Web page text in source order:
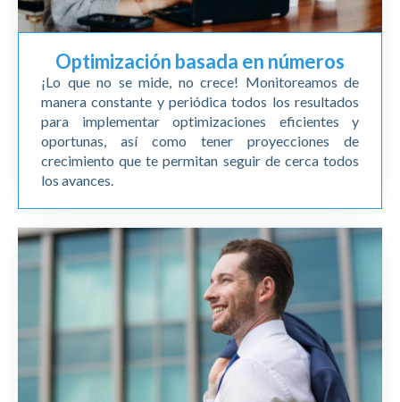
Optimización basada en números
¡Lo que no se mide, no crece! Monitoreamos de
manera constante y periódica todos los resultados
para implementar optimizaciones eficientes y
oportunas, así como tener proyecciones de
crecimiento que te permitan seguir de cerca todos
los avances.